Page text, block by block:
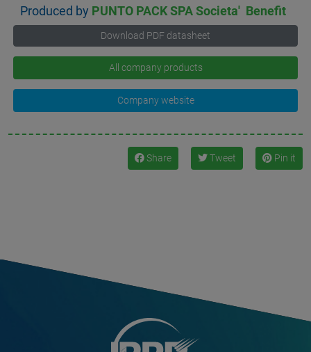
Produced by PUNTO PACK SPA Societa' Benefit
Download PDF datasheet
All company products
Company website
Share Tweet Pin it